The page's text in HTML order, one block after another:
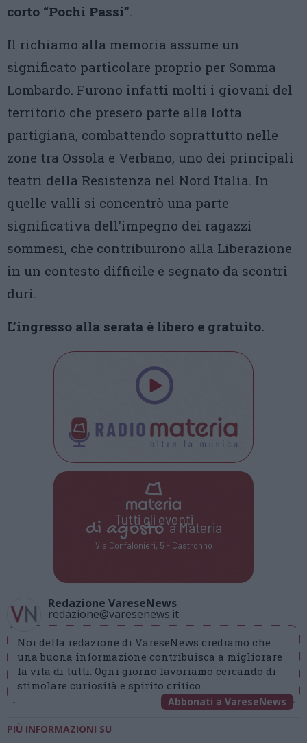
corto “Pochi Passi”.
Il richiamo alla memoria assume un
significato particolare proprio per Somma
Lombardo. Furono infatti molti i giovani del
territorio che presero parte alla lotta
partigiana, combattendo soprattutto nelle
zone tra Ossola e Verbano, uno dei principali
teatri della Resistenza nel Nord Italia. In
quelle valli si concentrò una parte
significativa dell’impegno dei ragazzi
sommesi, che contribuirono alla Liberazione
in un contesto difficile e segnato da scontri
duri.
L’ingresso alla serata è libero e gratuito.
Tutti gli eventi
di agostoa Materia
Via Confalonieri, 5 - Castronno
Redazione VareseNews
redazione@varesenews.it
Noi della redazione di VareseNews crediamo che
una buona informazione contribuisca a migliorare
la vita di tutti. Ogni giorno lavoriamo cercando di
stimolare curiosità e spirito critico.
Abbonati a VareseNews
PIÙ INFORMAZIONI SU